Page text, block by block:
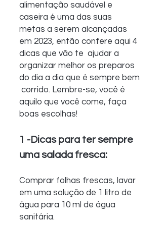
alimentação saudável e
caseira é uma das suas
metas a serem alcançadas
em 2023, então confere aqui 4
dicas que vão te  ajudar a
organizar melhor os preparos
do dia a dia que é sempre bem
corrido. Lembre-se, você é
aquilo que você come, faça
boas escolhas!
1 -Dicas para ter sempre
uma salada fresca:
Comprar folhas frescas, lavar
em uma solução de 1 litro de
água para 10 ml de água
sanitária.